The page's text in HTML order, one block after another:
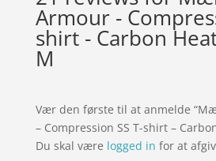
Armour -
shirt - Carbon
M
Vær den første til at anmelde
– Compression SS T-shirt –
Du skal være logged in for at